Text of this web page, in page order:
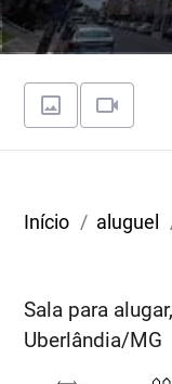
Início aluguel
Sala para
Uberlândia/MG